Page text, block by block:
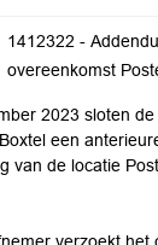
1412322 -
overeenkomst
2023 sloten
een
van de locatie